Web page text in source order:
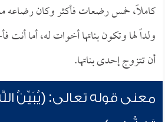
كاملاً، خمس رضعات فأكثر وكان رضاعه
ولداً لها وتكون بناتها أخوات له، أما
أن تتزوج إحدى بناتها.
معنى قوله تعالى: (يُبَيِّنُ